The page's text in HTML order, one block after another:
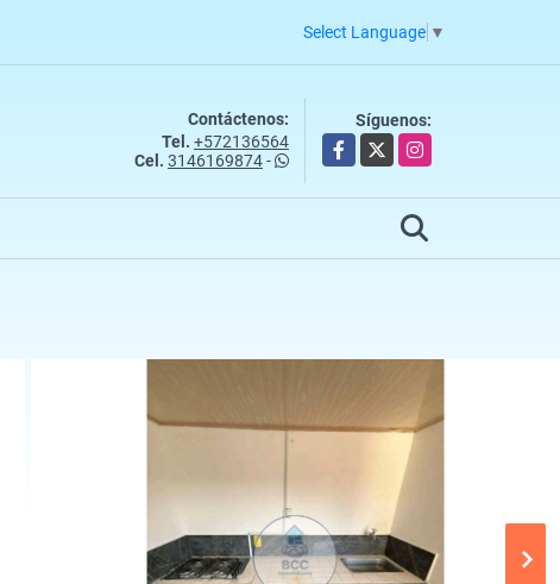
Select Language ▼
Contáctenos:
Tel. +572136564
Cel. 3146169874-
Síguenos:
Facebook
X Instagram